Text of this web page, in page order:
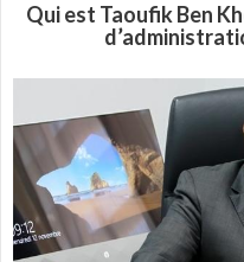
Qui est Taoufik Ben